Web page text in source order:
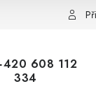
platební
608 112
334